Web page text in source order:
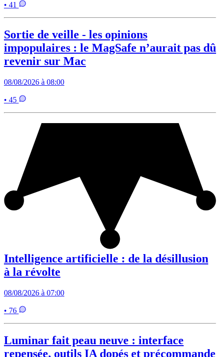
• 41
Sortie de veille - les opinions
impopulaires : le MagSafe n’aurait pas dû
revenir sur Mac
08/08/2026 à 08:00
• 45
Intelligence artificielle : de la désillusion
à la révolte
08/08/2026 à 07:00
• 76
Luminar fait peau neuve : interface
repensée, outils IA dopés et précommande